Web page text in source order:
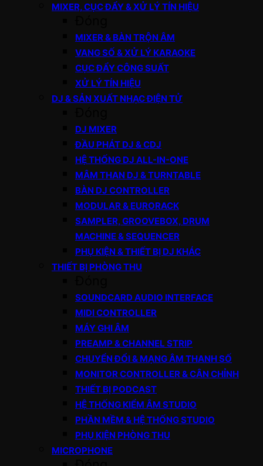
MIXER, CỤC ĐẨY & XỬ LÝ TÍN HIỆU
MIXER & BÀN TRỘN ÂM
VANG SỐ & XỬ LÝ KARAOKE
CỤC ĐẨY CÔNG SUẤT
XỬ LÝ TÍN HIỆU
DJ & SẢN XUẤT NHẠC ĐIỆN TỬ
DJ MIXER
ĐẦU PHÁT DJ & CDJ
HỆ THỐNG DJ ALL-IN-ONE
MÂM THAN DJ & TURNTABLE
BÀN DJ CONTROLLER
MODULAR & EURORACK
SAMPLER, GROOVEBOX, DRUM
MACHINE & SEQUENCER
PHỤ KIỆN & THIẾT BỊ DJ KHÁC
THIẾT BỊ PHÒNG THU
SOUNDCARD AUDIO INTERFACE
MIDI CONTROLLER
MÁY GHI ÂM
PREAMP & CHANNEL STRIP
CHUYỂN ĐỔI & MẠNG ÂM THANH SỐ
MONITOR CONTROLLER & CÂN CHỈNH
THIẾT BỊ PODCAST
HỆ THỐNG KIỂM ÂM STUDIO
PHẦN MỀM & HỆ THỐNG STUDIO
PHỤ KIỆN PHÒNG THU
MICROPHONE